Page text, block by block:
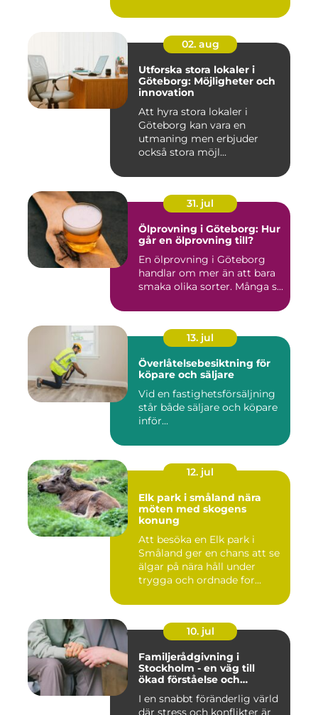
02. aug
Utforska stora lokaler i
Göteborg: Möjligheter och
innovation
Att hyra stora lokaler i
Göteborg kan vara en
utmaning men erbjuder
också stora möjl...
31. jul
Ölprovning i Göteborg: Hur
går en ölprovning till?
En ölprovning i Göteborg
handlar om mer än att bara
smaka olika sorter. Många s...
13. jul
Överlåtelsebesiktning för
köpare och säljare
Vid en fastighetsförsäljning
står både säljare och köpare
inför...
12. jul
Elk park i småland nära
möten med skogens
konung
Att besöka en Elk park i
Småland ger en chans att se
älgar på nära håll under
trygga och ordnade for...
10. jul
Familjerådgivning i
Stockholm - en väg till
ökad förståelse och
I en snabbt föränderlig värld
där stress och konflikter är